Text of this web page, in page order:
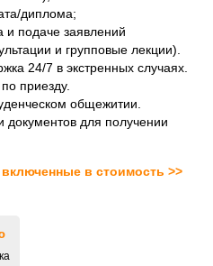
диплома;
подаче заявлений
и групповые лекции).
24/7 в экстренных случаях.
приезду.
общежитии.
для получении
в стоимость >>